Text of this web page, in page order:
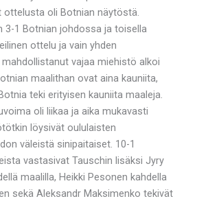
ottelusta oli Botnian näytöstä.
3-1 Botnian johdossa ja toisella
ottelu ja vain yhden
vajaa miehistö alkoi
maalithan ovat aina kauniita,
teki erityisen kauniita maaleja.
oli liikaa ja aika mukavasti
löysivät oululaisten
väleistä sinipaitaiset. 10-1
vastasivat Tauschin lisäksi Jyry
maalilla, Heikki Pesonen kahdella
sekä Aleksandr Maksimenko tekivät